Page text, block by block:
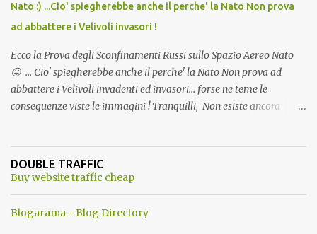
Nato :) ...Cio' spiegherebbe anche il perche' la Nato Non prova
ad abbattere i Velivoli invasori !
Ecco la Prova degli Sconfinamenti Russi sullo Spazio Aereo Nato
😛 ... Cio' spiegherebbe anche il perche' la Nato Non prova ad
abbattere i Velivoli invadenti ed invasori... forse ne teme le
conseguenze viste le immagini ! Tranquilli, Non esiste ancora
ancora una fantasia Nato o forse una "False Flag", per provocare
una guerra mondiale che difficilmente da menti sane, potrebbe
DOUBLE TRAFFIC
Buy website traffic cheap
Blogarama - Blog Directory